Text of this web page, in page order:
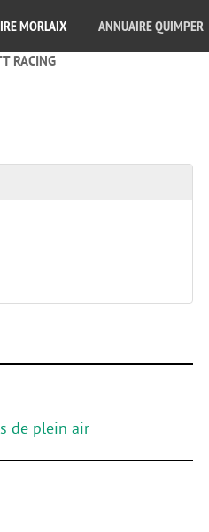
MORLAIX ANNUAIRE QUIMPER
RACING
de plein air